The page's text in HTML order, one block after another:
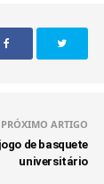
PRÓXIMO ARTIGO
de basquete
universitário